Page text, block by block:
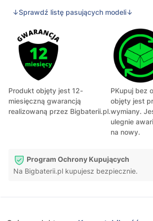
↓Sprawdź listę pasujących modeli↓
Produkt objęty jest 12-
miesięczną gwarancją
realizowaną przez Bigbaterii.pl.
PKupuj bez
objęty jest
wymiany.
ulegnie
na nowy.
Program Ochrony Kupujących
Na Bigbaterii.pl kupujesz bezpiecznie.